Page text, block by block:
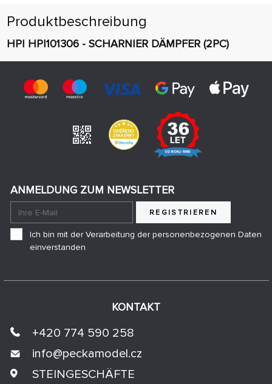
Produktbeschreibung
HPI HPI101306 - SCHARNIER DÄMPFER (2PC)
KONTAKT
+420 774 590 258
info@peckamodel.cz
STEINGESCHÄFTE
ANMELDUNG ZUM NEWSLETTER
REGISTRIEREN
Ich bin mit der Verarbeitung der personenbezogenen Daten
einverstanden